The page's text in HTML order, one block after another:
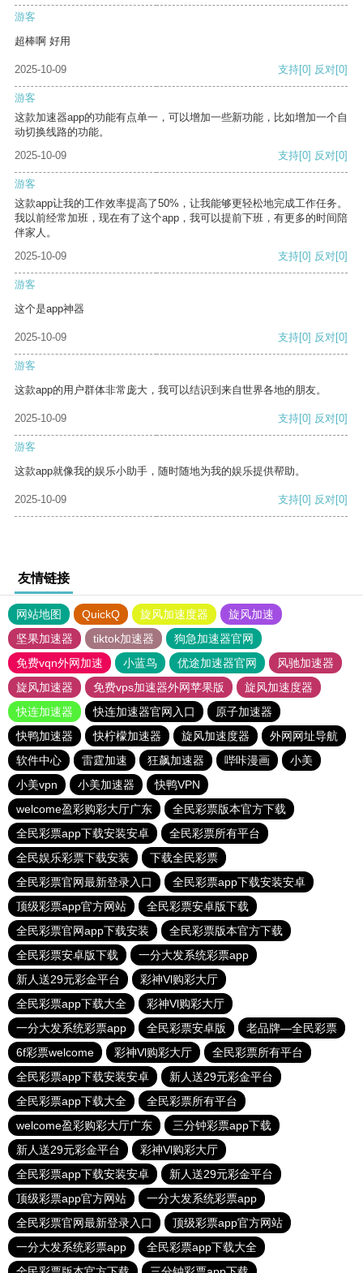
游客
超棒啊 好用
2025-10-09 支持[0] 反对[0]
游客
这款加速器app的功能有点单一，可以增加一些新功能，比如增加一个自
动切换线路的功能。
2025-10-09
支持[0] 反对[0]
游客
这款app让我的工作效率提高了50%，让我能够更轻松地完成工作任务。
我以前经常加班，现在有了这个app，我可以提前下班，有更多的时间陪
伴家人。
2025-10-09
支持[0] 反对[0]
游客
这个是app神器
2025-10-09 支持[0] 反对[0]
游客
这款app的用户群体非常庞大，我可以结识到来自世界各地的朋友。
2025-10-09 支持[0] 反对[0]
游客
这款app就像我的娱乐小助手，随时随地为我的娱乐提供帮助。
2025-10-09 支持[0] 反对[0]
友情链接
网站地图 QuickQ 旋风加速度器
旋风加速
坚果加速器
tiktok加速器
狗急加速器官网
免费vqn外网加速
小蓝鸟 优途加速器官网
风驰加速器
旋风加速器
免费vps加速器外网苹果版
旋风加速度器
快连加速器
快连加速器官网入口
原子加速器
快鸭加速器
快柠檬加速器 旋风加速度器
外网网址导航
软件中心
雷霆加速 狂飙加速器 哔咔漫画
小美
小美vpn
小美加速器
快鸭VPN
welcome盈彩购彩大厅广东
全民彩票版本官方下载
全民彩票app下载安装安卓
全民彩票所有平台
全民娱乐彩票下载安装
下载全民彩票
全民彩票官网最新登录入口
全民彩票app下载安装安卓
顶级彩票app官方网站
全民彩票安卓版下载
全民彩票官网app下载安装
全民彩票版本官方下载
全民彩票安卓版下载
一分大发系统彩票app
新人送29元彩金平台
彩神Vl购彩大厅
全民彩票app下载大全
彩神Vl购彩大厅
一分大发系统彩票app
全民彩票安卓版
老品牌—全民彩票
6f彩票welcome
彩神Vl购彩大厅
全民彩票所有平台
全民彩票app下载安装安卓
新人送29元彩金平台
全民彩票app下载大全
全民彩票所有平台
welcome盈彩购彩大厅广东
三分钟彩票app下载
新人送29元彩金平台
彩神Vl购彩大厅
全民彩票app下载安装安卓
新人送29元彩金平台
顶级彩票app官方网站
一分大发系统彩票app
全民彩票官网最新登录入口
顶级彩票app官方网站
一分大发系统彩票app
全民彩票app下载大全